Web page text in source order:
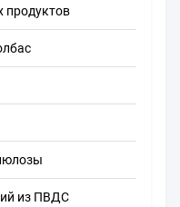
продуктов
из ПВДС